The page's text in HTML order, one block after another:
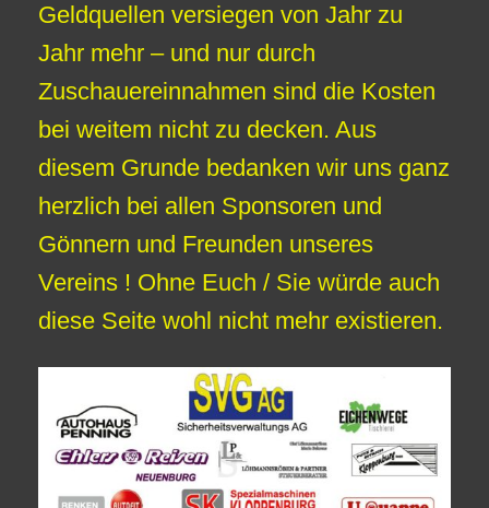
Geldquellen versiegen von Jahr zu
Jahr mehr – und nur durch
Zuschauereinnahmen sind die Kosten
bei weitem nicht zu decken. Aus
diesem Grunde bedanken wir uns ganz
herzlich bei allen Sponsoren und
Gönnern und Freunden unseres
Vereins ! Ohne Euch / Sie würde auch
diese Seite wohl nicht mehr existieren.